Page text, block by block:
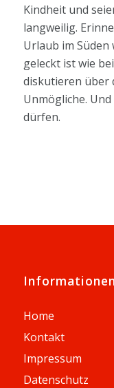
Kindheit und
langweilig.
Urlaub im
geleckt ist wie
diskutieren über
Unmögliche.
dürfen.
Informationen
Home
Kontakt
Impressum
Datenschutz